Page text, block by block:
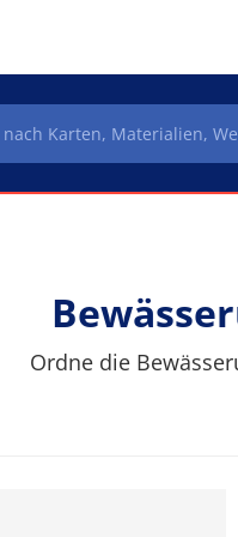
Ordne die